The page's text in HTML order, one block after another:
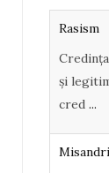
Rasism
și
cred ...